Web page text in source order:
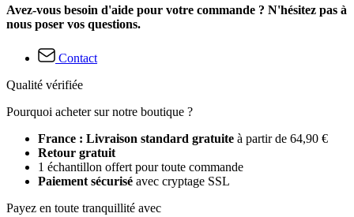
Avez-vous besoin d'aide pour votre commande ? N'hésitez pas à
nous poser vos questions.
Contact
Qualité vérifiée
Pourquoi acheter sur notre boutique ?
France : Livraison standard gratuite à partir de 64,90 €
Retour gratuit
1 échantillon offert pour toute commande
Paiement sécurisé avec cryptage SSL
Payez en toute tranquillité avec